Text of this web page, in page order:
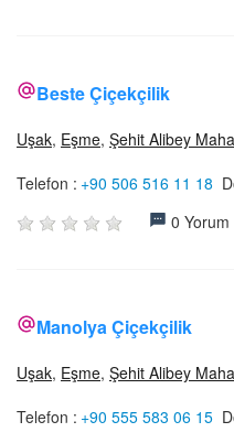
Beste Çiçekçilik
Uşak, Eşme, Şehit Alibey
Telefon : +90 506 516 11 18
0
Manolya Çiçekçilik
Uşak, Eşme, Şehit Alibey
Telefon : +90 555 583 06 15